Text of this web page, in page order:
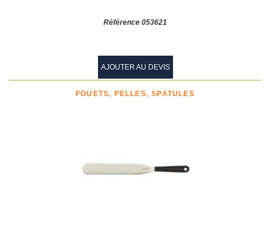
Référence 053621
AJOUTER AU DEVIS
FOUETS, PELLES, SPATULES